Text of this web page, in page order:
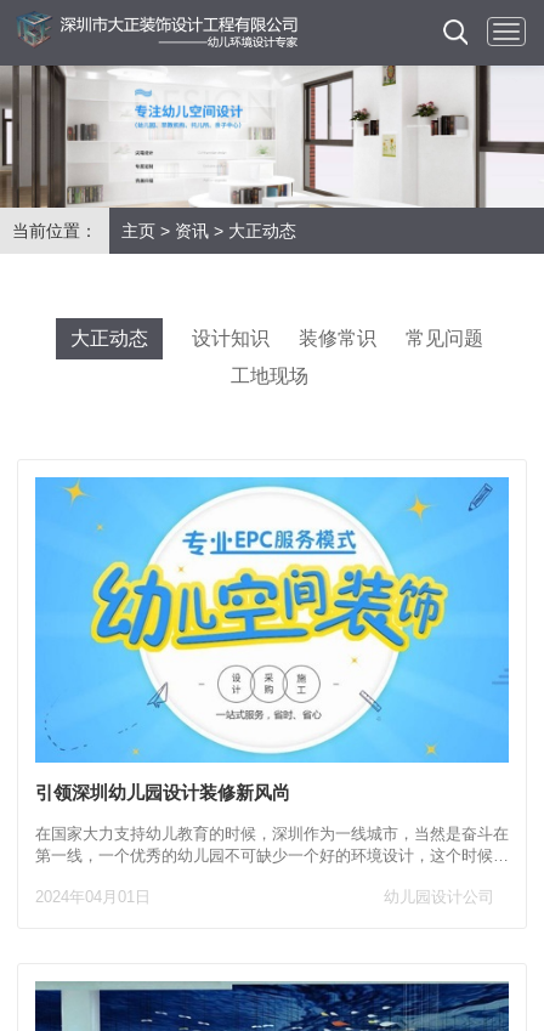
当前位置： 主页 > 资讯 > 大正动态
大正动态 设计知识 装修常识
常见问题
工地现场
引领深圳幼儿园设计装修新风尚
在国家大力支持幼儿教育的时候，深圳作为一线城市，当然是奋斗在
第一线，一个优秀的幼儿园不可缺少一个好的环境设计，这个时候就
例，十多年幼儿教育行业装修设计经验，公司有深厚的底蕴和卓越的
2024年04月01日 幼儿园设计公司